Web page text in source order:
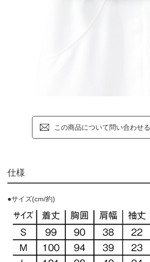
この商品について問い合わせる
仕様
●サイズ(cm/約)